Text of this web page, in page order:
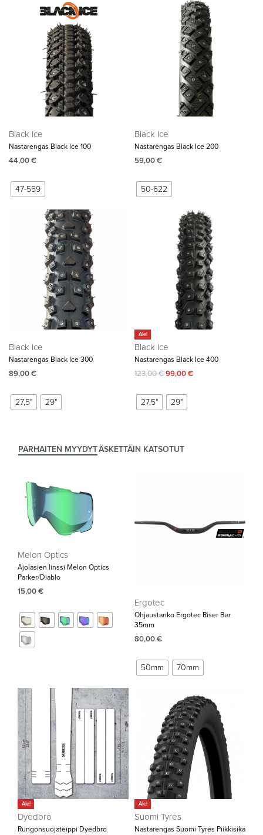
Black Ice
Nastarengas Black Ice 100
44,00€
47-559
Black Ice
Nastarengas Black Ice 200
59,00€
50-622
Black Ice
Nastarengas Black Ice 300
89,00€
27,5" 29"
Ale!
Black Ice
Nastarengas Black Ice 400
123,00€99,00€
27,5" 29"
PARHAITEN MYYDYTÄSKETTÄIN KATSOTUT
Melon Optics
Ajolasien linssi Melon Optics
Parker/Diablo
15,00€
Ergotec
Ohjaustanko Ergotec Riser Bar
35mm‌
80,00€
50mm 70mm
Ale!
Dyedbro
Rungonsuojateippi Dyedbro
Ale!
Suomi Tyres
Nastarengas Suomi Tyres Piikkisika